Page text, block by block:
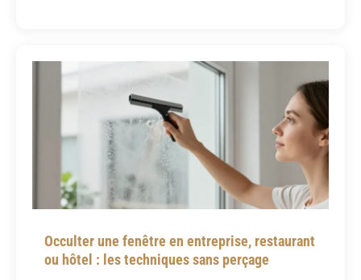
Occulter une fenêtre en entreprise, restaurant
ou hôtel : les techniques sans perçage